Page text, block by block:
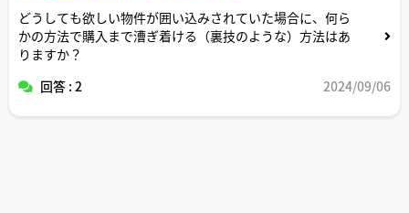
どうしても欲しい物件が囲い込みされていた場合に、何ら
かの方法で購入まで漕ぎ着ける（裏技のような）方法はあ
りますか？
回答 : 2
2024/09/06